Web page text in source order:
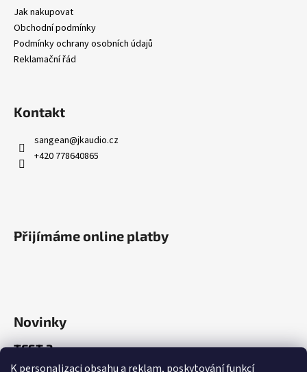
K personalizaci obsahu a reklam, poskytování funkcí
Jak nakupovat
Obchodní podmínky
Podmínky ochrany osobních údajů
Reklamační řád
Kontakt
sangean@jkaudio.cz
+420 778640865
Přijímáme online platby
Novinky
TEST 2
21.7.2026